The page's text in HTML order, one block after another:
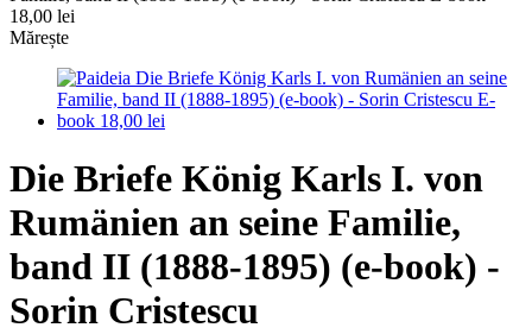
Mărește
Die Briefe König Karls I. von
Rumänien an seine Familie,
band II (1888-1895) (e-book) -
Sorin Cristescu